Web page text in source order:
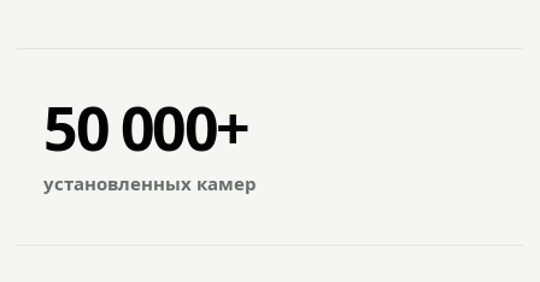
50 000+
установленных камер